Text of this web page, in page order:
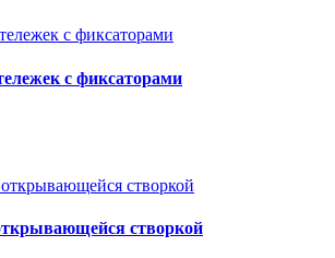
с фиксаторами
створкой